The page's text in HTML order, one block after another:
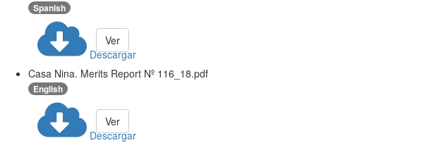
Spanish
Descargar
Ver
Casa Nina. Merits Report Nº 116_18.pdf
English
Descargar
Ver